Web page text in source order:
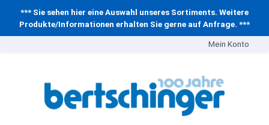
*** Sie sehen hier eine Auswahl unseres Sortiments. Weitere
Produkte/Informationen erhalten Sie gerne auf Anfrage. ***
Mein Konto